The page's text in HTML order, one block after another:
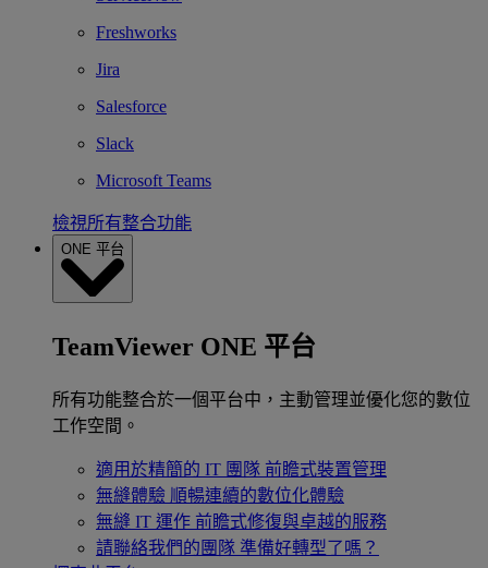
Freshworks
Jira
Salesforce
Slack
Microsoft Teams
檢視所有整合功能
ONE 平台
TeamViewer ONE 平台
所有功能整合於一個平台中，主動管理並優化您的數位
工作空間。
適用於精簡的 IT 團隊 前瞻式裝置管理
無縫體驗 順暢連續的數位化體驗
無縫 IT 運作 前瞻式修復與卓越的服務
請聯絡我們的團隊 準備好轉型了嗎？